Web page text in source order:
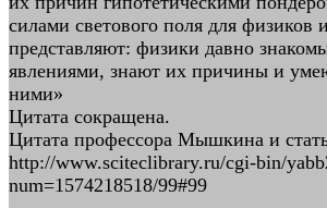
силами светового поля для физиков
представляют: физики давно
явлениями, знают их причины и
ними»
Цитата сокращена.
Цитата профессора Мышкина и
http://www.sciteclibrary.ru/cgi-bin/
num=1574218518/99#99